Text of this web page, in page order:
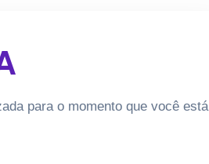
para o momento que você está